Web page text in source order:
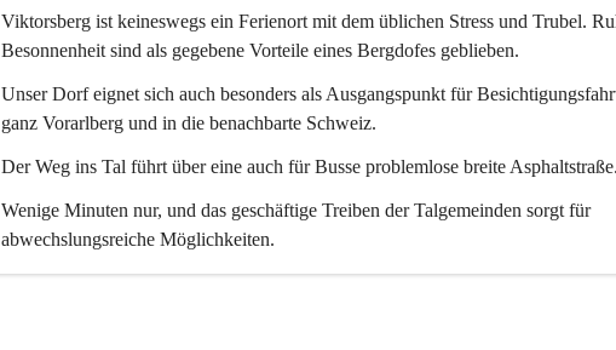
Viktorsberg ist keineswegs ein Ferienort mit dem üblichen Stress und Trubel.
Besonnenheit sind als gegebene Vorteile eines Bergdofes geblieben.
Unser Dorf eignet sich auch besonders als Ausgangspunkt für
ganz Vorarlberg und in die benachbarte Schweiz.
Der Weg ins Tal führt über eine auch für Busse problemlose breite
Wenige Minuten nur, und das geschäftige Treiben der Talgemeinden sorgt für
abwechslungsreiche Möglichkeiten.